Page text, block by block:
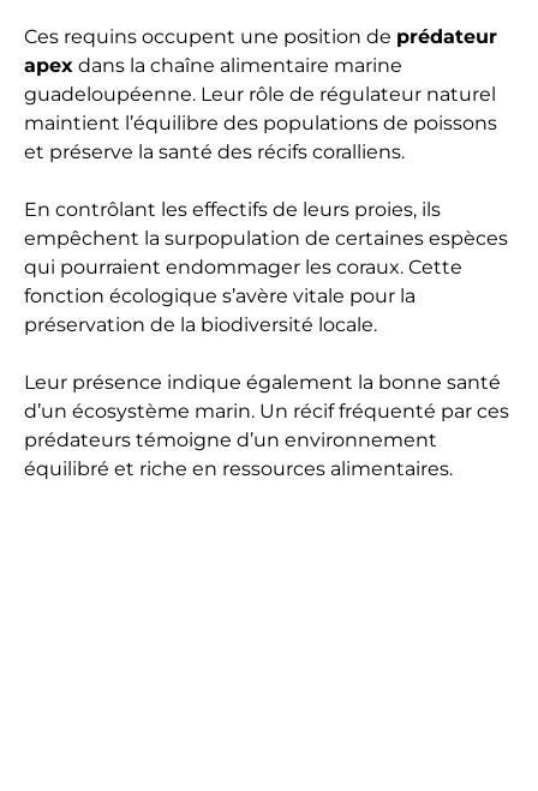
Ces requins occupent une position de prédateur
apex dans la chaîne alimentaire marine
guadeloupéenne. Leur rôle de régulateur naturel
maintient l’équilibre des populations de poissons
et préserve la santé des récifs coralliens.
En contrôlant les effectifs de leurs proies, ils
empêchent la surpopulation de certaines espèces
qui pourraient endommager les coraux. Cette
fonction écologique s’avère vitale pour la
préservation de la biodiversité locale.
Leur présence indique également la bonne santé
d’un écosystème marin. Un récif fréquenté par ces
prédateurs témoigne d’un environnement
équilibré et riche en ressources alimentaires.